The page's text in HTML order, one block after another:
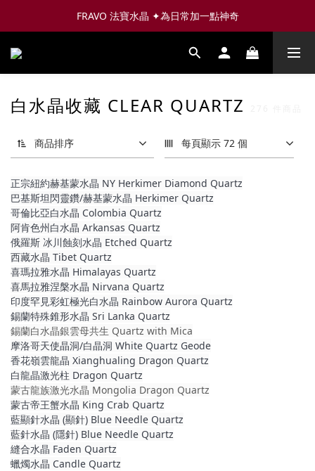
FRAVO 法寶水晶 ✦為日常加一點神奇
白水晶收藏 CLEAR QUARTZ
商品排序 每頁顯示 72 個
正宗紐約赫基蒙水晶 NY Herkimer Diamond Quartz
巴基斯坦閃靈鑽/赫基蒙水晶 Herkimer Quartz
哥倫比亞白水晶 Colombia Quartz
阿肯色州白水晶 Arkansas Quartz
俄羅斯 冰川蝕刻水晶 Etched Quartz
西藏水晶 Tibet Quartz
喜瑪拉雅水晶 Himalayas Quartz
喜馬拉雅涅槃水晶 Nirvana Quartz
印度罕見彩虹極光白水晶 Rainbow Aurora Quartz
錫蘭特殊錐形水晶 Sri Lanka Quartz
錫蘭白水晶銀雲母共生 Quartz with Mica
摩洛哥天使晶洞/白晶洞 White Quartz Geode
香花嶺雲龍晶 Xianghualing Dragon Quartz
白龍晶激光柱 Dragon Quartz
蒙古龍族激光水晶 Mongolia Dragon Quartz
蒙古帝王蟹水晶 King Crab Quartz
藍顯針水晶 (顯針) Blue Needle Quartz
藍針水晶 (隱針) Blue Needle Quartz
縫合水晶 Faden Quartz
蠟燭水晶 Candle Quartz